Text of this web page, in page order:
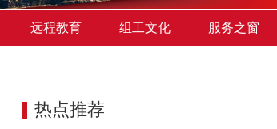
远程教育 组工文化 服务之窗
热点推荐